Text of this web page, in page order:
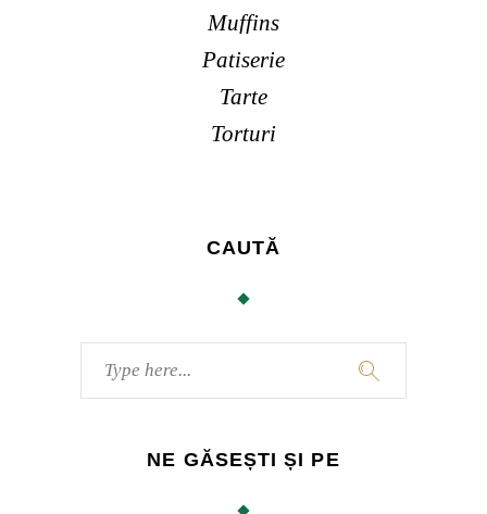
Muffins
Patiserie
Tarte
Torturi
CAUTĂ
for:
NE GĂSEȘTI ȘI PE